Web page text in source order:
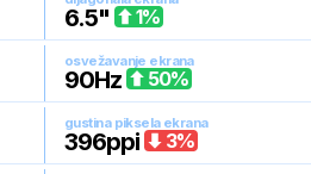
6.5" 1%
osvežavanje ekrana
90Hz 50%
gustina piksela ekrana
396ppi 3%